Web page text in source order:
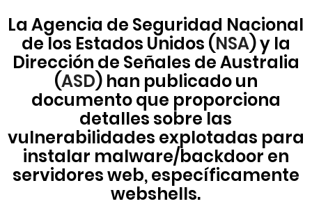
La Agencia de Seguridad Nacional
de los Estados Unidos (NSA) y la
Dirección de Señales de Australia
(ASD) han publicado un
documento que proporciona
detalles sobre las
vulnerabilidades explotadas para
instalar malware/backdoor en
servidores web, específicamente
webshells.